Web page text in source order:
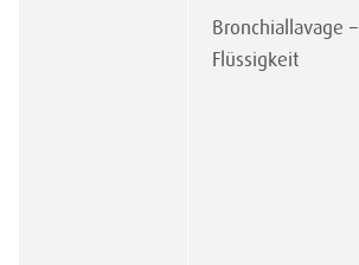
Bronchiallavage –
Flüssigkeit